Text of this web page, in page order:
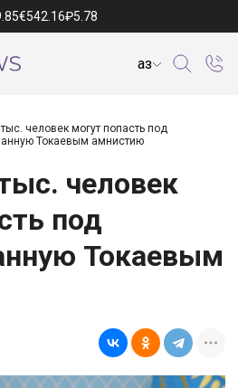
€542.16₽5.78
Қаз
человек могут попасть под
Токаевым амнистию
человек
под
Токаевым